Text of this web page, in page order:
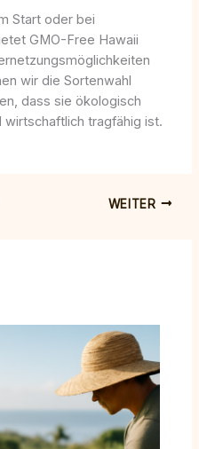
Start oder bei
GMO-Free Hawaii
wir die Sortenwahl
dass sie ökologisch
tragfähig ist.
WEITER